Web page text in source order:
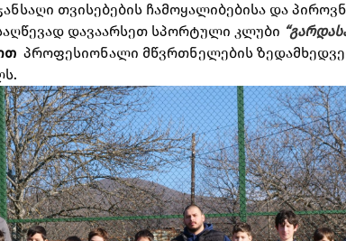
თვისებების ჩამოყალიბებისა და
დავაარსეთ სპორტული კლუბი
პროფესიონალი მწვრთნელების